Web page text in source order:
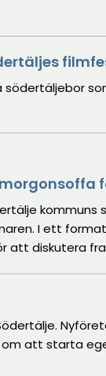
kommuns
I ett format
att diskutera
om att starta